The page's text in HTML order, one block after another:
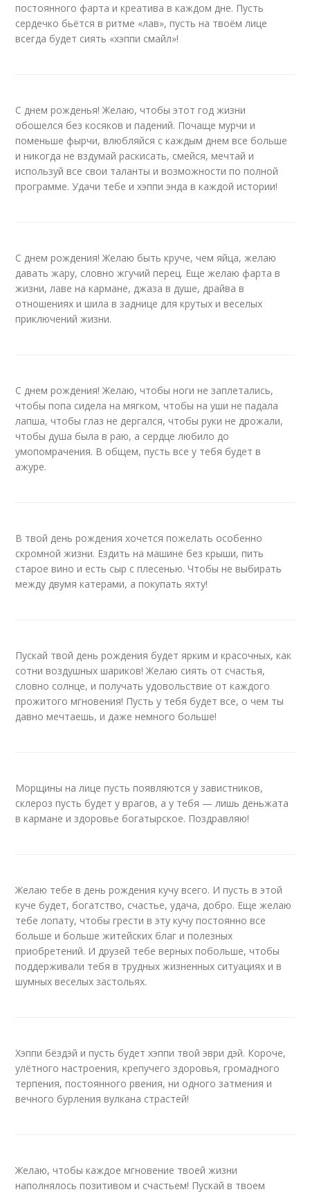
постоянного фарта и креатива в каждом дне. Пусть
сердечко бьётся в ритме «лав», пусть на твоём лице
всегда будет сиять «хэппи смайл»!
С днем рожденья! Желаю, чтобы этот год жизни
обошелся без косяков и падений. Почаще мурчи и
поменьше фырчи, влюбляйся с каждым днем все больше
и никогда не вздумай раскисать, смейся, мечтай и
используй все свои таланты и возможности по полной
программе. Удачи тебе и хэппи энда в каждой истории!
С днем рождения! Желаю быть круче, чем яйца, желаю
давать жару, словно жгучий перец. Еще желаю фарта в
жизни, лаве на кармане, джаза в душе, драйва в
отношениях и шила в заднице для крутых и веселых
приключений жизни.
С днем рождения! Желаю, чтобы ноги не заплетались,
чтобы попа сидела на мягком, чтобы на уши не падала
лапша, чтобы глаз не дергался, чтобы руки не дрожали,
чтобы душа была в раю, а сердце любило до
умопомрачения. В общем, пусть все у тебя будет в
ажуре.
В твой день рождения хочется пожелать особенно
скромной жизни. Ездить на машине без крыши, пить
старое вино и есть сыр с плесенью. Чтобы не выбирать
между двумя катерами, а покупать яхту!
Пускай твой день рождения будет ярким и красочных, как
сотни воздушных шариков! Желаю сиять от счастья,
словно солнце, и получать удовольствие от каждого
прожитого мгновения! Пусть у тебя будет все, о чем ты
давно мечтаешь, и даже немного больше!
Морщины на лице пусть появляются у завистников,
склероз пусть будет у врагов, а у тебя — лишь деньжата
в кармане и здоровье богатырское. Поздравляю!
Желаю тебе в день рождения кучу всего. И пусть в этой
куче будет, богатство, счастье, удача, добро. Еще желаю
тебе лопату, чтобы грести в эту кучу постоянно все
больше и больше житейских благ и полезных
приобретений. И друзей тебе верных побольше, чтобы
поддерживали тебя в трудных жизненных ситуациях и в
шумных веселых застольях.
Хэппи бёздэй и пусть будет хэппи твой эври дэй. Короче,
улётного настроения, крепучего здоровья, громадного
терпения, постоянного рвения, ни одного затмения и
вечного бурления вулкана страстей!
Желаю, чтобы каждое мгновение твоей жизни
наполнялось позитивом и счастьем! Пускай в твоем